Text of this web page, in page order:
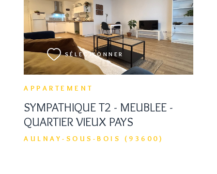
APPARTEMENT
SYMPATHIQUE T2 - MEUBLEE -
QUARTIER VIEUX PAYS
AULNAY-SOUS-BOIS (93600)
SÉLECTIONNER
VOIR LE BIEN